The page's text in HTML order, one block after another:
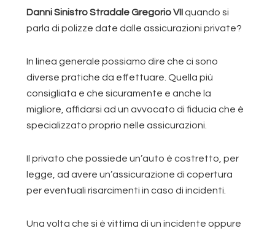
Danni Sinistro Stradale Gregorio VIIquando si
parla di polizze date dalle assicurazioni private?
In linea generale possiamo dire che ci sono
diverse pratiche da effettuare. Quella più
consigliata e che sicuramente e anche la
migliore, affidarsi ad un avvocato di fiducia che è
specializzato proprio nelle assicurazioni.
Il privato che possiede un’auto è costretto, per
legge, ad avere un’assicurazione di copertura
per eventuali risarcimenti in caso di incidenti.
Una volta che si è vittima di un incidente oppure